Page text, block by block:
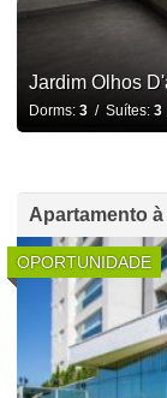
Jardim Olhos
Dorms: 3/ Suítes: 3
Apartamento
OPORTUNIDADE